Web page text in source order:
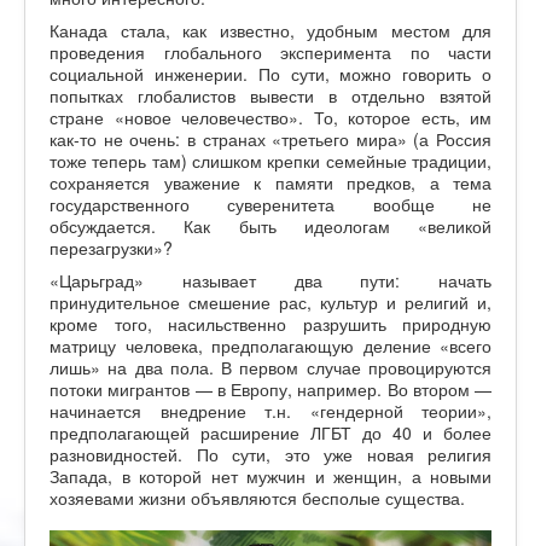
Канада стала, как известно, удобным местом для
проведения глобального эксперимента по части
социальной инженерии. По сути, можно говорить о
попытках глобалистов вывести в отдельно взятой
стране «новое человечество». То, которое есть, им
как-то не очень: в странах «третьего мира» (а Россия
тоже теперь там) слишком крепки семейные традиции,
сохраняется уважение к памяти предков, а тема
государственного суверенитета вообще не
обсуждается. Как быть идеологам «великой
перезагрузки»?
«Царьград» называет два пути: начать
принудительное смешение рас, культур и религий и,
кроме того, насильственно разрушить природную
матрицу человека, предполагающую деление «всего
лишь» на два пола. В первом случае провоцируются
потоки мигрантов — в Европу, например. Во втором —
начинается внедрение т.н. «гендерной теории»,
предполагающей расширение ЛГБТ до 40 и более
разновидностей. По сути, это уже новая религия
Запада, в которой нет мужчин и женщин, а новыми
хозяевами жизни объявляются бесполые существа.